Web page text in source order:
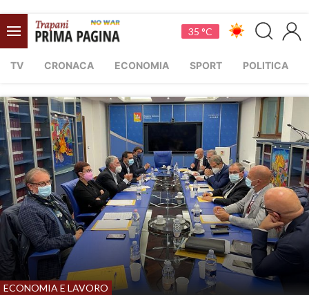
35 °C
TV CRONACA ECONOMIA SPORT POLITICA
ECONOMIA E LAVORO